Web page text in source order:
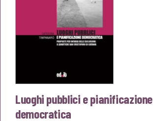
Luoghi pubblici e pianificazione
democratica